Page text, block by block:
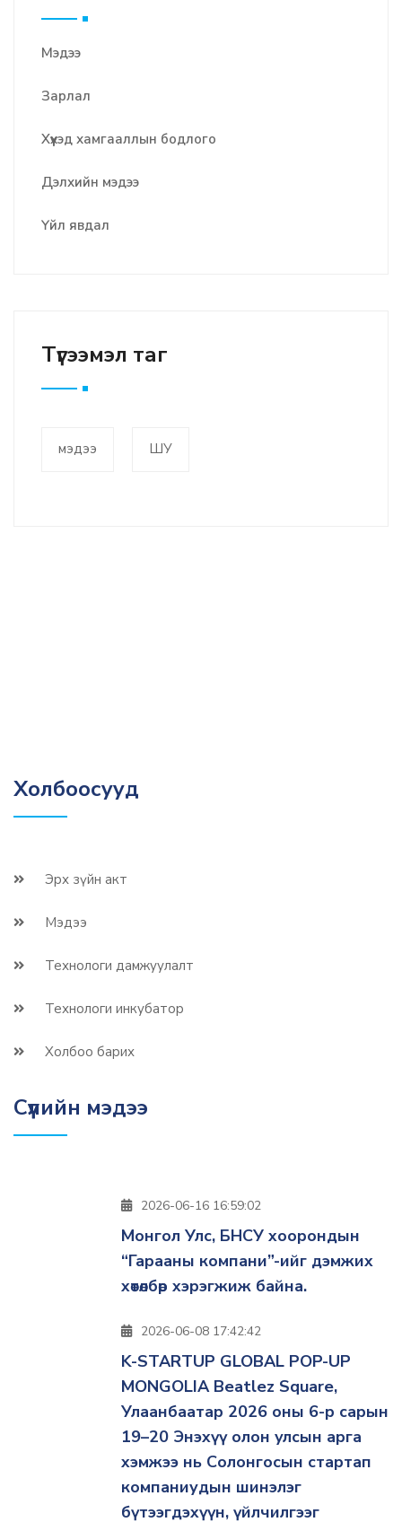
Мэдээ
Зарлал
Хүүхэд хамгааллын бодлого
Дэлхийн мэдээ
Үйл явдал
Түгээмэл таг
мэдээ ШУ
Холбоосууд
Эрх зүйн акт
Мэдээ
Технологи дамжуулалт
Технологи инкубатор
Холбоо барих
Сүүлийн мэдээ
2026-06-16 16:59:02
Монгол Улс, БНСУ хоорондын
“Гарааны компани”-ийг дэмжих
хөтөлбөр хэрэгжиж байна.
2026-06-08 17:42:42
K-STARTUP GLOBAL POP-UP
MONGOLIA Beatlez Square,
Улаанбаатар 2026 оны 6-р сарын
19–20 Энэхүү олон улсын арга
хэмжээ нь Солонгосын стартап
компаниудын шинэлэг
бүтээгдэхүүн, үйлчилгээг